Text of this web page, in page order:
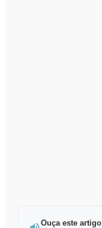
Ouça este artigo